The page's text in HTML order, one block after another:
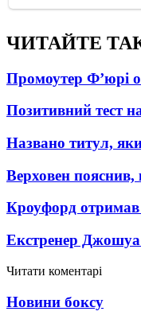
ЧИТАЙТЕ
Промоутер Ф’юрі
Позитивний тест
Названо титул,
Верховен пояснив,
Кроуфорд
Екстренер Джошуа
Читати коментарі
Новини боксу